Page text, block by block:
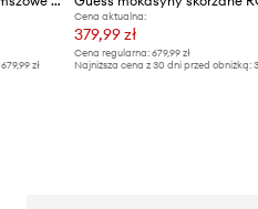
679,99 zł
Cena aktualna:
379,99 zł
Cena regularna: 679,99 zł
Najniższa cena z 30 dni przed obniżką: